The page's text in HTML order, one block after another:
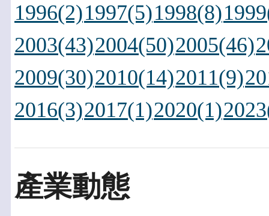
1996(2)1997(5)1998(8)
2003(43)2004(50)2005(46)
2009(30)2010(14)2011(9)
2016(3)2017(1)2020(1)
產業動態